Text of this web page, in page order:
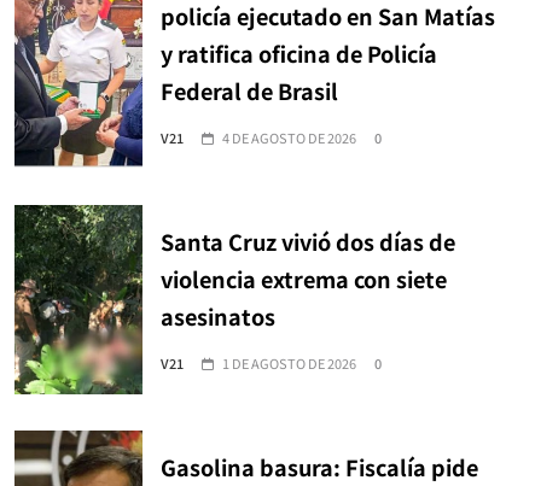
policía ejecutado en San Matías
y ratifica oficina de Policía
Federal de Brasil
V21 4 DE AGOSTO DE 2026 0
Santa Cruz vivió dos días de
violencia extrema con siete
asesinatos
V21 1 DE AGOSTO DE 2026 0
Gasolina basura: Fiscalía pide